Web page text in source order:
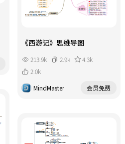
《西游记》思维导图
213.9k 2.9k
4.3k
2.0k
MindMaster
会员免费